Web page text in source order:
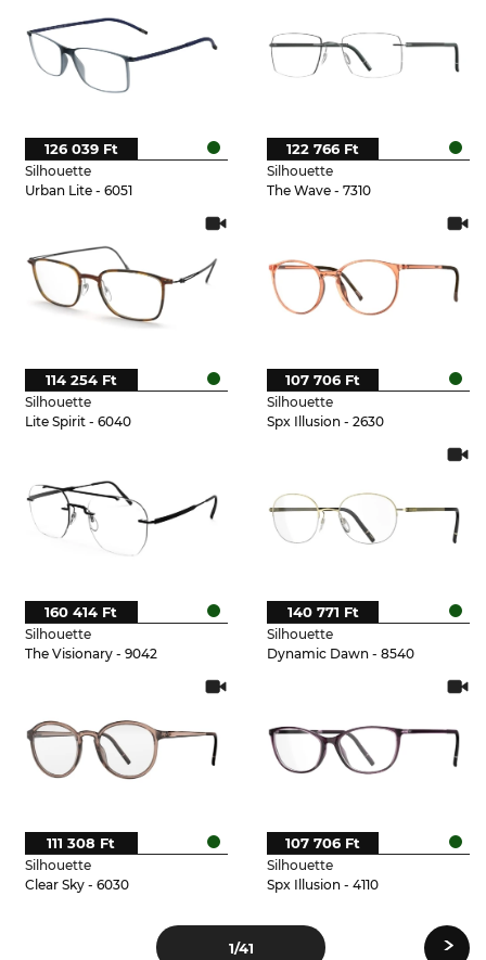
Silhouette
Urban Lite - 6051
126 039 Ft
Silhouette
The Wave - 7310
122 766 Ft
Silhouette
Lite Spirit - 6040
114 254 Ft
Silhouette
Spx Illusion - 2630
107 706 Ft
Silhouette
The Visionary - 9042
160 414 Ft
Silhouette
Dynamic Dawn - 8540
140 771 Ft
Silhouette
Clear Sky - 6030
111 308 Ft
Silhouette
Spx Illusion - 4110
107 706 Ft
1/41 ›